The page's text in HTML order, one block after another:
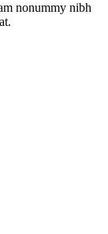
nonummy nibh